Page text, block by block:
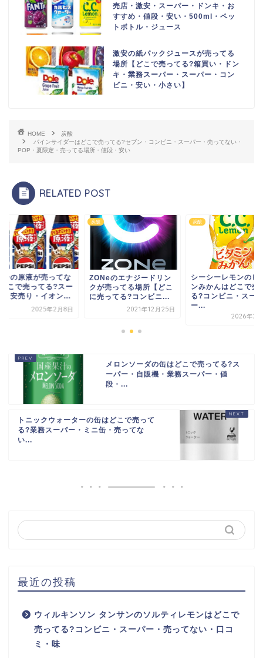
売店・激安・スーパー・ドンキ・お
すすめ・値段・安い・500ml・ペッ
トボトル・ジュース
激安の紙パックジュースが売ってる
場所【どこで売ってる?箱買い・ドン
キ・業務スーパー・スーパー・コン
ビニ・安い・小さい】
HOME
炭酸
パインサイダーはどこで売ってる?セブン・コンビニ・スーパー・売ってない・
POP・夏限定・売ってる場所・値段・安い
RELATED POST
シの原液が売ってな
こで売ってる?スー
・安売り・イオン...
2025年2月8日
炭酸
ZONeのエナジードリン
クが売ってる場所【どこ
に売ってる?コンビニ...
2021年12月25日
炭酸
シーシーレモンのビ
ンみかんはどこで売
る?コンビニ・スー
ー...
2026年2
メロンソーダの缶はどこで売ってる?ス
ーパー・自販機・業務スーパー・値
段・...
トニックウォーターの缶はどこで売って
る?業務スーパー・ミニ缶・売ってな
い...
最近の投稿
ウィルキンソン タンサンのソルティレモンはどこで
売ってる?コンビニ・スーパー・売ってない・口コ
ミ・味